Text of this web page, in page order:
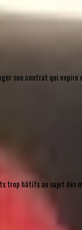
son contrat qui expire
hâtifs au sujet des